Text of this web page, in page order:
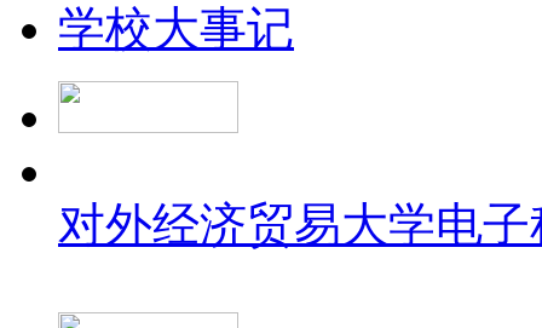
学校大事记
对外经济贸易大学电